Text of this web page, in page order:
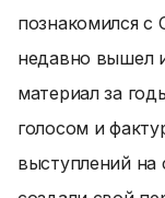
познакомился
недавно вышел
материал за
голосом и
выступлений на